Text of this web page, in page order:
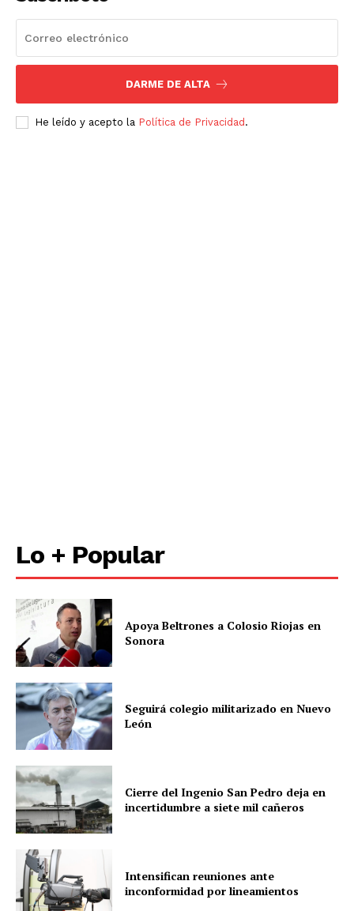
DARME DE ALTA
He leído y acepto la Política de Privacidad .
Lo + Popular
Apoya Beltrones a Colosio Riojas en
Sonora
Seguirá colegio militarizado en Nuevo
León
Cierre del Ingenio San Pedro deja en
incertidumbre a siete mil cañeros
Intensifican reuniones ante
inconformidad por lineamientos